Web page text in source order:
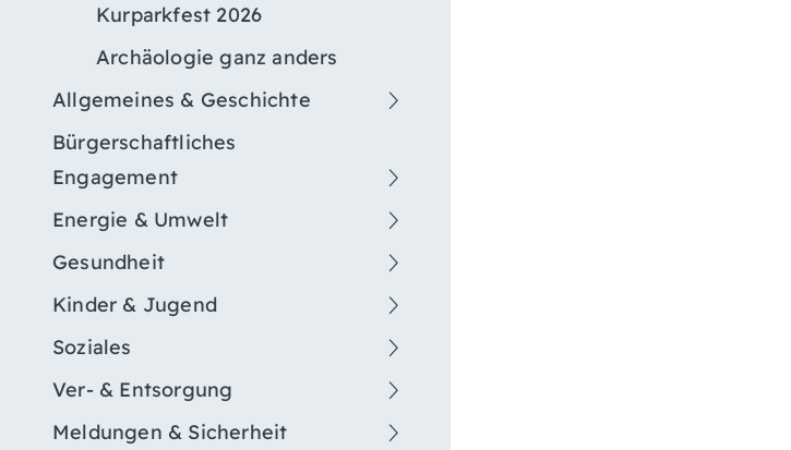
Kurparkfest 2026
Archäologie ganz anders
Allgemeines & Geschichte
Bürgerschaftliches
Engagement
Energie & Umwelt
Gesundheit
Kinder & Jugend
Soziales
Ver- & Entsorgung
Meldungen & Sicherheit